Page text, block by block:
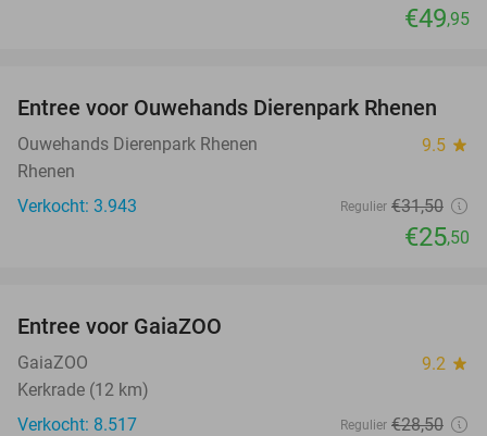
€49,95
19%
Entree voor Ouwehands Dierenpark Rhenen
Ouwehands Dierenpark Rhenen 9.5 star
Rhenen
Verkocht: 3.943
Regulier €31,50
€25,50
Entree voor GaiaZOO
GaiaZOO 9.2 star
Kerkrade (12 km)
Verkocht: 8.517
Regulier €28,50